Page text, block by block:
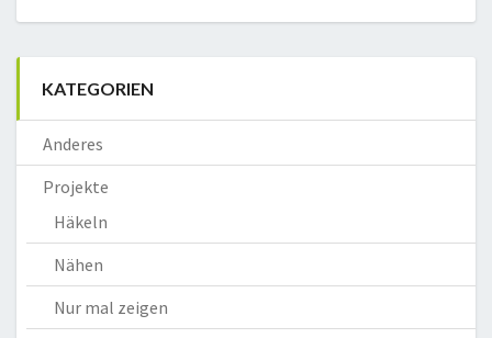
KATEGORIEN
Anderes
Projekte
Häkeln
Nähen
Nur mal zeigen